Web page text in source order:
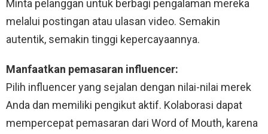
Minta pelanggan untuk berbagi pengalaman mereka
melalui postingan atau ulasan video. Semakin
autentik, semakin tinggi kepercayaannya.
Manfaatkan pemasaran influencer:
Pilih influencer yang sejalan dengan nilai-nilai merek
Anda dan memiliki pengikut aktif. Kolaborasi dapat
mempercepat pemasaran dari Word of Mouth, karena